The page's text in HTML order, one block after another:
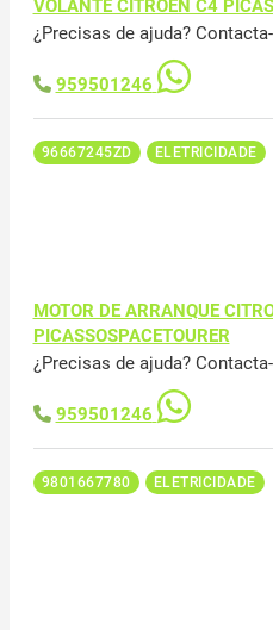
VOLANTE CITROEN C4
¿Precisas de ajuda?
959501246
96667245ZD ELETRICIDADE
MOTOR DE ARRANQUE
PICASSOSPACETOURER
¿Precisas de ajuda?
959501246
9801667780 ELETRICIDADE